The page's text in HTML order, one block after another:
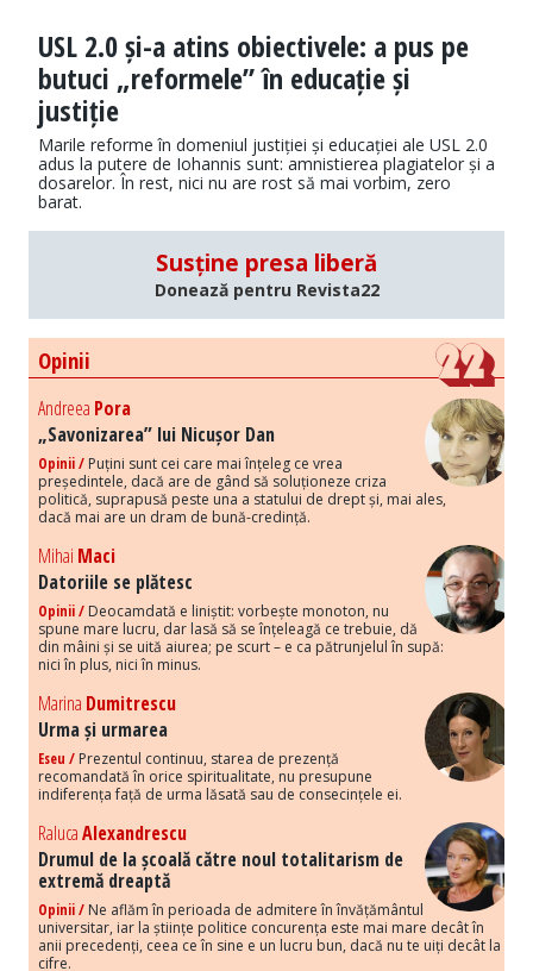
USL 2.0 și-a atins obiectivele: a pus pe
butuci „reformele” în educație și
justiție
Marile reforme în domeniul justiției și educației ale USL 2.0
adus la putere de Iohannis sunt: amnistierea plagiatelor și a
dosarelor. În rest, nici nu are rost să mai vorbim, zero
barat.
Susține presa liberă
Donează pentru Revista22
Opinii
Andreea Pora
„Savonizarea” lui Nicușor Dan
Opinii / Puțini sunt cei care mai înțeleg ce vrea
președintele, dacă are de gând să soluționeze criza
politică, suprapusă peste una a statului de drept și, mai ales,
dacă mai are un dram de bună-credință.
Mihai Maci
Datoriile se plătesc
Opinii / Deocamdată e liniștit: vorbește monoton, nu
spune mare lucru, dar lasă să se înțeleagă ce trebuie, dă
din mâini și se uită aiurea; pe scurt – e ca pătrunjelul în supă:
nici în plus, nici în minus.
Marina Dumitrescu
Urma și urmarea
Eseu / Prezentul continuu, starea de prezență
recomandată în orice spiritualitate, nu presupune
indiferența față de urma lăsată sau de consecințele ei.
RalucaAlexandrescu
Drumul de la școală către noul totalitarism de
extremă dreaptă
Opinii / Ne aflăm în perioada de admitere în învățământul
universitar, iar la științe politice concurența este mai mare decât în
anii precedenți, ceea ce în sine e un lucru bun, dacă nu te uiți decât la
cifre.